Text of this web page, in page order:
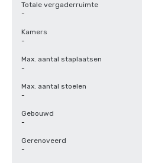
Totale vergaderruimte
-
Kamers
-
Max. aantal staplaatsen
-
Max. aantal stoelen
-
Gebouwd
-
Gerenoveerd
-